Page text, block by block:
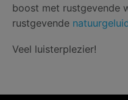
boost met rustgevende
rustgevende
Veel luisterplezier!